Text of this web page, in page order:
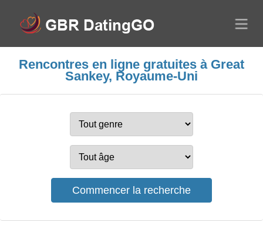
Rencontres en ligne gratuites à Great
Sankey, Royaume-Uni